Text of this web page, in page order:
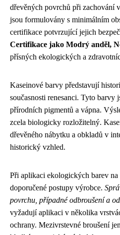
dřevěných povrchů při zachování
jsou formulovány s minimálním
certifikace potvrzující jejich
Certifikace jako Modrý anděl,
přísných ekologických a
Kaseinové barvy představují
současnosti renesanci. Tyto
přírodních pigmentů a vápna.
zcela biologicky rozložitelný.
dřevěného nábytku a obkladů v
historický vzhled.
Při aplikaci ekologických barev
doporučené postupy výrobce.
povrchu, případné odbroušení a
vyžadují aplikaci v několika
ochrany. Mezivrstevné broušení